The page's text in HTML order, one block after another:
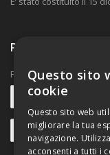
Ricevi nostre
Per rimanere
Questo sito
cookie
Questo sito web
migliorare la tua
navigazione.
acconsenti a tutti i